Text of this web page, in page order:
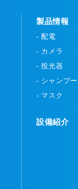
製品情報
- 配電
- カメラ
- 投光器
- シャンプ
- マスク
設備紹介